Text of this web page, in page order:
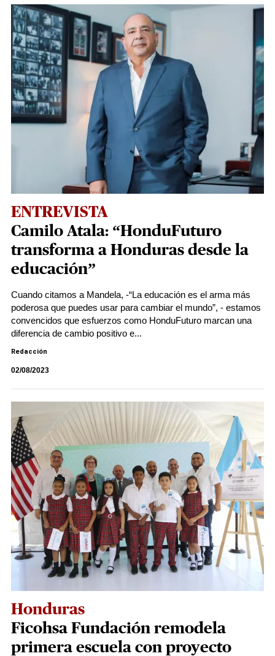
ENTREVISTA
Camilo Atala: “HonduFuturo
transforma a Honduras desde la
educación”
Cuando citamos a Mandela, -“La educación es el arma más
poderosa que puedes usar para cambiar el mundo”, - estamos
convencidos que esfuerzos como HonduFuturo marcan una
diferencia de cambio positivo e...
Redacción
02/08/2023
Honduras
Ficohsa Fundación remodela
primera escuela con proyecto